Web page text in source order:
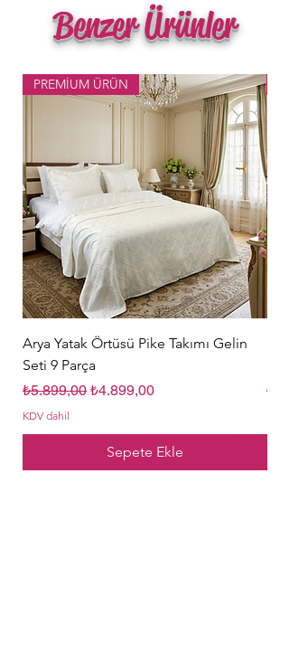
Benzer Ürünler
PREMİUM ÜRÜN
Arya Yatak Örtüsü Pike Takımı Gelin
Seti 9 Parça
Normal Fiyat
₺5.899,00 İndirimli Fiyat
₺4.899,00
KDV dahil
Sepete Ekle